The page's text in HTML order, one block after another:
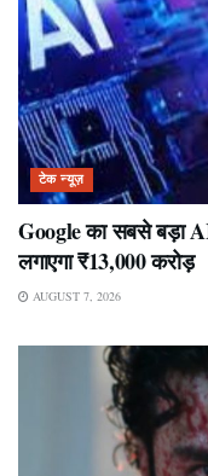
टेक न्यूज़
Google का सबसे बड़ा AI
लगाएगा ₹13,000 करोड़
AUGUST 7, 2026